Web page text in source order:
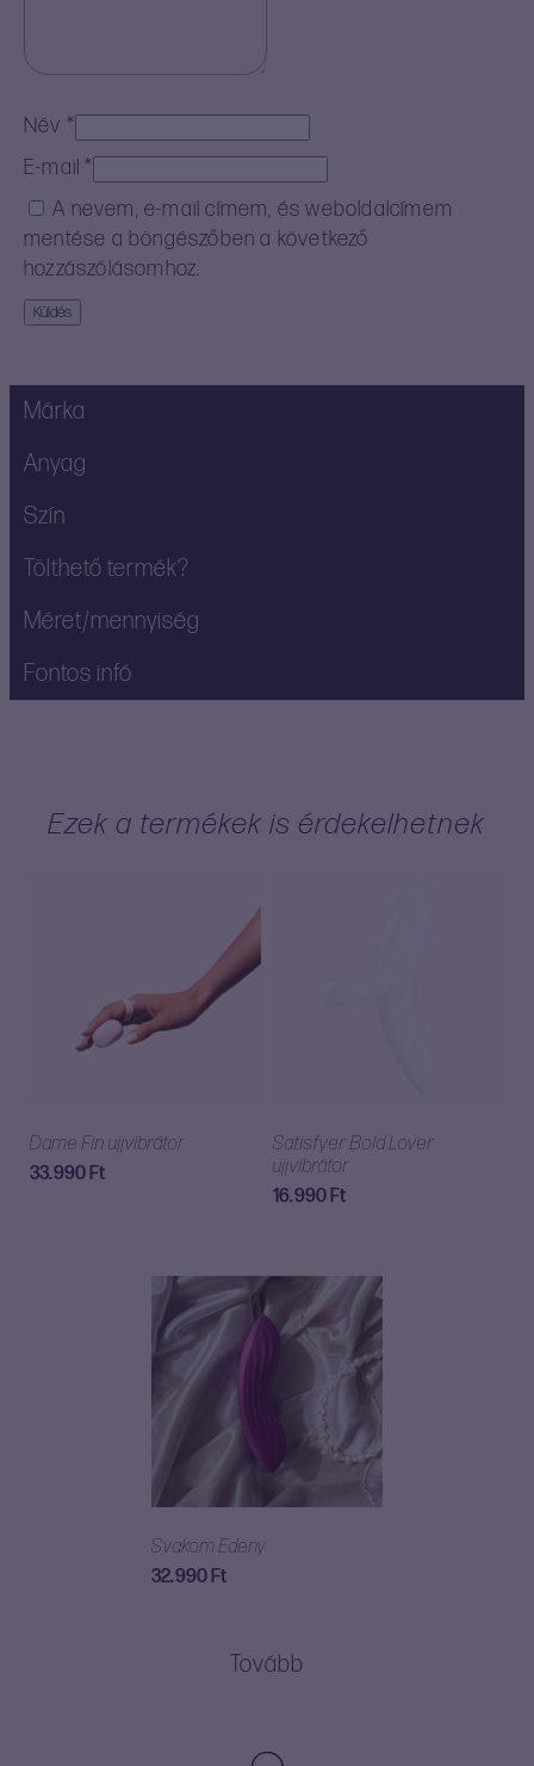
Név *
E-mail*
A nevem, e-mail címem, és weboldalcímem
mentése a böngészőben a következő
hozzászólásomhoz.
Márka
Anyag
Szín
Tölthető termék?
Méret/mennyiség
Fontos infó
Ezek a termékek is érdekelhetnek
Dame Fin ujjvibrátor
33.990Ft
Satisfyer Bold Lover
ujjvibrátor
16.990Ft
Svakom Edeny
32.990Ft
Tovább